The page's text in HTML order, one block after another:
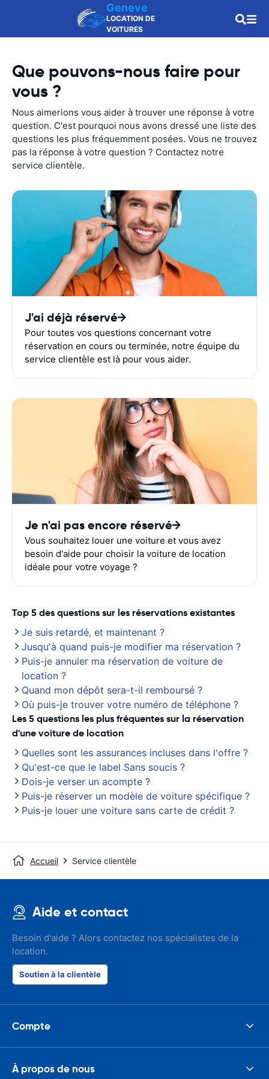
Geneve
LOCATION DE
VOITURES
Que pouvons-nous faire pour
vous ?
Nous aimerions vous aider à trouver une réponse à votre
question. C'est pourquoi nous avons dressé une liste des
questions les plus fréquemment posées. Vous ne trouvez
pas la réponse à votre question ? Contactez notre
service clientèle.
J'ai déjà réservé
Pour toutes vos questions concernant votre
réservation en cours ou terminée, notre équipe du
service clientèle est là pour vous aider.
Je n'ai pas encore réservé
Vous souhaitez louer une voiture et vous avez
besoin d'aide pour choisir la voiture de location
idéale pour votre voyage ?
Top 5 des questions sur les réservations existantes
Je suis retardé, et maintenant ?
Jusqu'à quand puis-je modifier ma réservation ?
Puis-je annuler ma réservation de voiture de
location ?
Quand mon dépôt sera-t-il remboursé ?
Où puis-je trouver votre numéro de téléphone ?
Les 5 questions les plus fréquentes sur la réservation
d'une voiture de location
Quelles sont les assurances incluses dans l'offre ?
Qu'est-ce que le label Sans soucis ?
Dois-je verser un acompte ?
Puis-je réserver un modèle de voiture spécifique ?
Puis-je louer une voiture sans carte de crédit ?
Accueil Service clientèle
Aide et contact
Besoin d'aide ? Alors contactez nos spécialistes de la
location.
Soutien à la clientèle
Compte
À propos de nous